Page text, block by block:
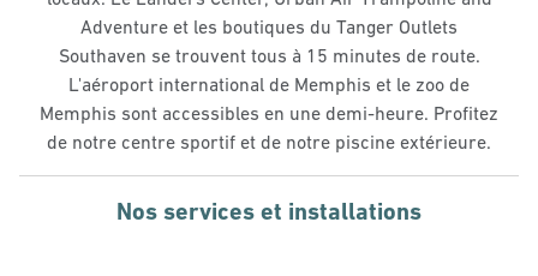
Adventure et les boutiques du Tanger Outlets
Southaven se trouvent tous à 15 minutes de route.
L'aéroport international de Memphis et le zoo de
Memphis sont accessibles en une demi-heure. Profitez
de notre centre sportif et de notre piscine extérieure.
Nos services et installations